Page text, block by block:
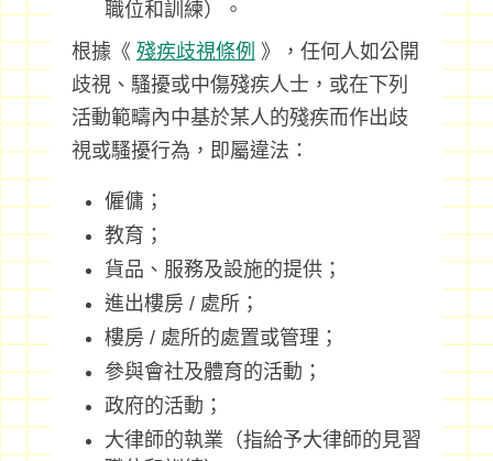
職位和訓練）。
根據《 殘疾歧視條例 》，任何人如公開
歧視、騷擾或中傷殘疾人士，或在下列
活動範疇內中基於某人的殘疾而作出歧
視或騷擾行為，即屬違法：
僱傭；
教育；
貨品、服務及設施的提供；
進出樓房 / 處所；
樓房 / 處所的處置或管理；
參與會社及體育的活動；
政府的活動；
大律師的執業（指給予大律師的見習